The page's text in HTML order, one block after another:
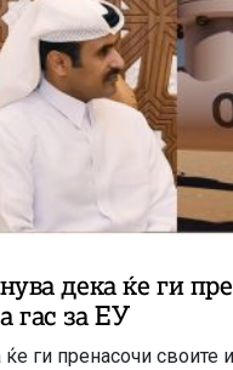
дека ќе ги
гас за ЕУ
ги пренасочи своите